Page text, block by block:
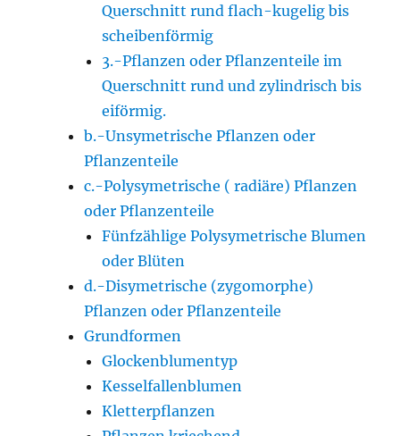
Querschnitt rund flach-kugelig bis
scheibenförmig
3.-Pflanzen oder Pflanzenteile im
Querschnitt rund und zylindrisch bis
eiförmig.
b.-Unsymetrische Pflanzen oder
Pflanzenteile
c.-Polysymetrische ( radiäre) Pflanzen
oder Pflanzenteile
Fünfzählige Polysymetrische Blumen
oder Blüten
d.-Disymetrische (zygomorphe)
Pflanzen oder Pflanzenteile
Grundformen
Glockenblumentyp
Kesselfallenblumen
Kletterpflanzen